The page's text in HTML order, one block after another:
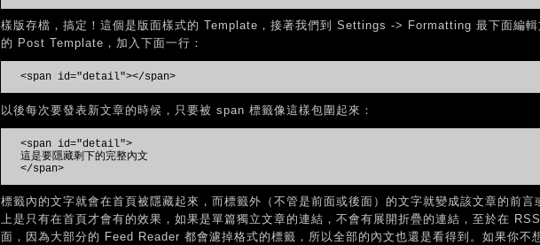
樣版存檔，搞定！這個是版面樣式的 Template，接著我們到 Settings -> Formatting 最下面編輯
的 Post Template，加入下面一行：
<span id="detail"></span>
以後每次要發表新文章的時候，只要被 span 標籤像這樣包圍起來：
<span id="detail">
這是要隱藏剩下的完整內文
</span>
標籤內的文字就會在首頁被隱藏起來，而標籤外（不管是前面或後面）的文字就變成該文章的前言
上是只有在首頁才會有的效果，如果是單篇獨立文章的連結，不會有展開折疊的連結，至於在
面，因為大部分的 Feed Reader 都會濾掉格式的標籤，所以全部的內文也還是看得到。如果你不